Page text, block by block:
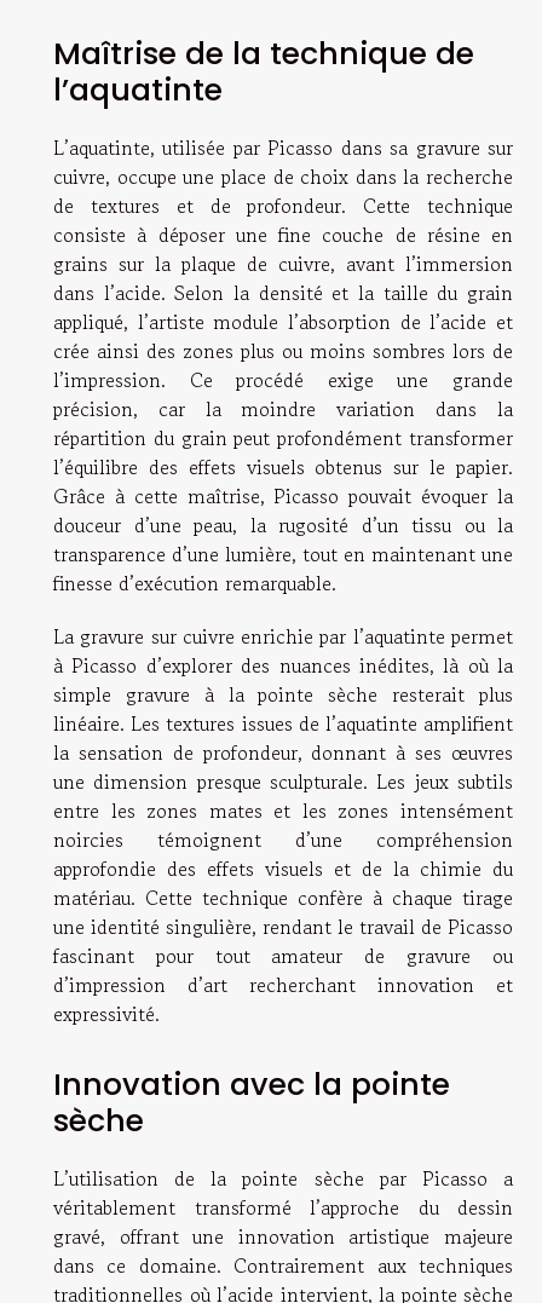
Maîtrise de la technique de
l’aquatinte
L’aquatinte, utilisée par Picasso dans sa gravure sur
cuivre, occupe une place de choix dans la recherche
de textures et de profondeur. Cette technique
consiste à déposer une fine couche de résine en
grains sur la plaque de cuivre, avant l’immersion
dans l’acide. Selon la densité et la taille du grain
appliqué, l’artiste module l’absorption de l’acide et
crée ainsi des zones plus ou moins sombres lors de
l’impression. Ce procédé exige une grande
précision, car la moindre variation dans la
répartition du grain peut profondément transformer
l’équilibre des effets visuels obtenus sur le papier.
Grâce à cette maîtrise, Picasso pouvait évoquer la
douceur d’une peau, la rugosité d’un tissu ou la
transparence d’une lumière, tout en maintenant une
finesse d’exécution remarquable.
La gravure sur cuivre enrichie par l’aquatinte permet
à Picasso d’explorer des nuances inédites, là où la
simple gravure à la pointe sèche resterait plus
linéaire. Les textures issues de l’aquatinte amplifient
la sensation de profondeur, donnant à ses œuvres
une dimension presque sculpturale. Les jeux subtils
entre les zones mates et les zones intensément
noircies témoignent d’une compréhension
approfondie des effets visuels et de la chimie du
matériau. Cette technique confère à chaque tirage
une identité singulière, rendant le travail de Picasso
fascinant pour tout amateur de gravure ou
d’impression d’art recherchant innovation et
expressivité.
Innovation avec la pointe
sèche
L’utilisation de la pointe sèche par Picasso a
véritablement transformé l’approche du dessin
gravé, offrant une innovation artistique majeure
dans ce domaine. Contrairement aux techniques
traditionnelles où l’acide intervient, la pointe sèche